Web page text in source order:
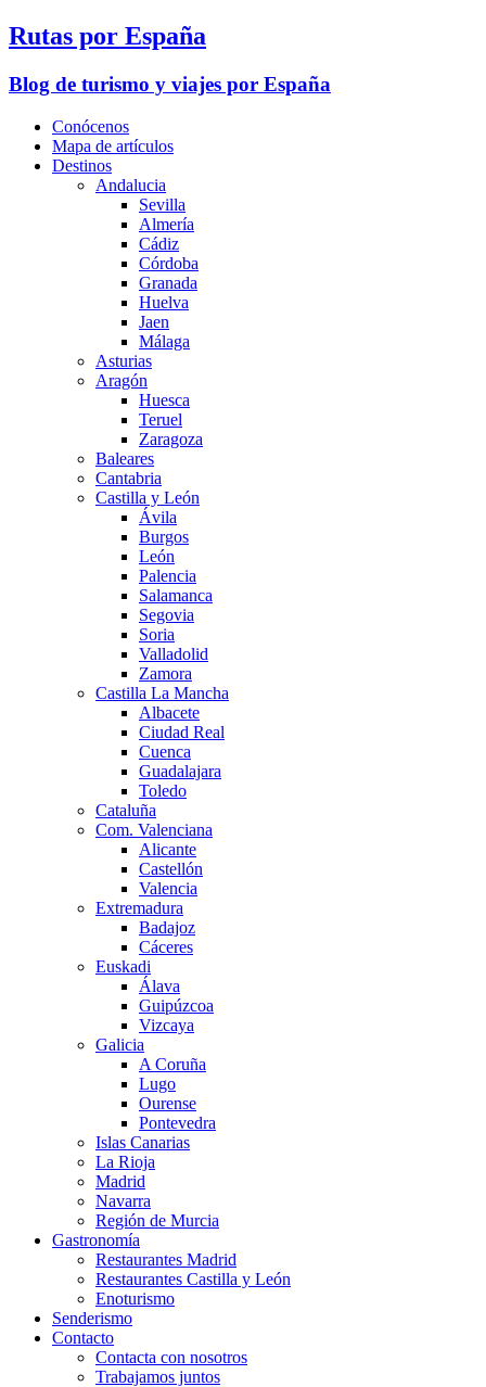
Rutas por España
Blog de turismo y viajes por España
Conócenos
Mapa de artículos
Destinos
Andalucia
Sevilla
Almería
Cádiz
Córdoba
Granada
Huelva
Jaen
Málaga
Asturias
Aragón
Huesca
Teruel
Zaragoza
Baleares
Cantabria
Castilla y León
Ávila
Burgos
León
Palencia
Salamanca
Segovia
Soria
Valladolid
Zamora
Castilla La Mancha
Albacete
Ciudad Real
Cuenca
Guadalajara
Toledo
Cataluña
Com. Valenciana
Alicante
Castellón
Valencia
Extremadura
Badajoz
Cáceres
Euskadi
Álava
Guipúzcoa
Vizcaya
Galicia
A Coruña
Lugo
Ourense
Pontevedra
Islas Canarias
La Rioja
Madrid
Navarra
Región de Murcia
Gastronomía
Restaurantes Madrid
Restaurantes Castilla y León
Enoturismo
Senderismo
Contacto
Contacta con nosotros
Trabajamos juntos